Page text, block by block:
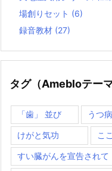
場創りセット (6)
録音教材 (27)
タグ（Amebloテーマ
「歯」 並び うつ病
けがと気功 こ
すい臓がんを宣告されて